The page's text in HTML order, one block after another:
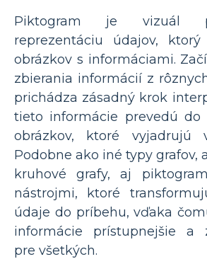
Piktogram je vizuál
reprezentáciu údajov,
obrázkov s informáciami.
zbierania informácií z
prichádza zásadný krok
tieto informácie prevedú do
obrázkov, ktoré vyjadrujú
Podobne ako iné typy grafov,
kruhové grafy, aj
nástrojmi, ktoré
údaje do príbehu, vďaka
informácie prístupnejšie a
pre všetkých.